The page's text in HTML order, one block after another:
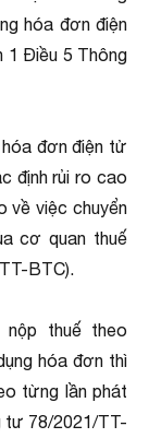
hóa đơn điện
1 Điều 5 Thông
đơn điện tử
định rủi ro cao
về việc chuyển
cơ quan thuế
BTC).
nộp thuế theo
hóa đơn thì
từng lần phát
tư 78/2021/TT-